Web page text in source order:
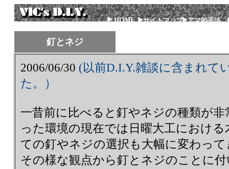
HOME サイトマップ アマ的手法
釘とネジ
2006/06/30 (以前D.I.Y.雑談に含まれて
た。）
一昔前に比べると釘やネジの種類が
った環境の現在では日曜大工におけ
ての釘やネジの選択も大幅に変わっ
その様な観点から釘とネジのことに